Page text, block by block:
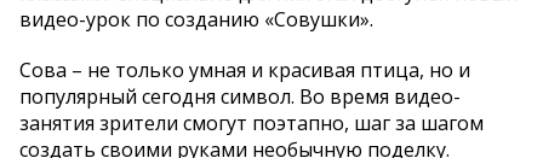
видео-урок по созданию «Совушки».
Сова – не только умная и красивая птица, но и
популярный сегодня символ. Во время видео-
занятия зрители смогут поэтапно, шаг за шагом
создать своими руками необычную поделку.